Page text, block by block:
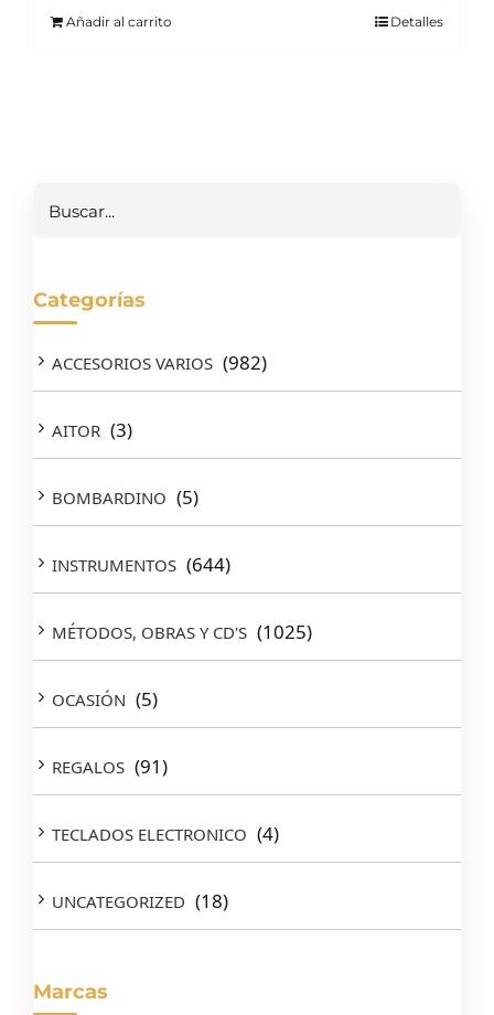
Añadir al carrito Detalles
Categorías
ACCESORIOS VARIOS (982)
AITOR (3)
BOMBARDINO (5)
INSTRUMENTOS (644)
MÉTODOS, OBRAS Y CD'S (1025)
OCASIÓN (5)
REGALOS (91)
TECLADOS ELECTRONICO (4)
UNCATEGORIZED (18)
Marcas